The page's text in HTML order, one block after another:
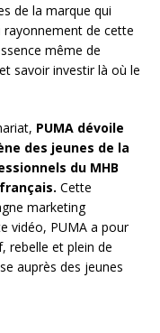
de la marque qui
de cette
même de
savoir investir là où le
PUMA dévoile
des jeunes de la
du MHB
Cette
marketing
vidéo, PUMA a pour
rebelle et plein de
auprès des jeunes